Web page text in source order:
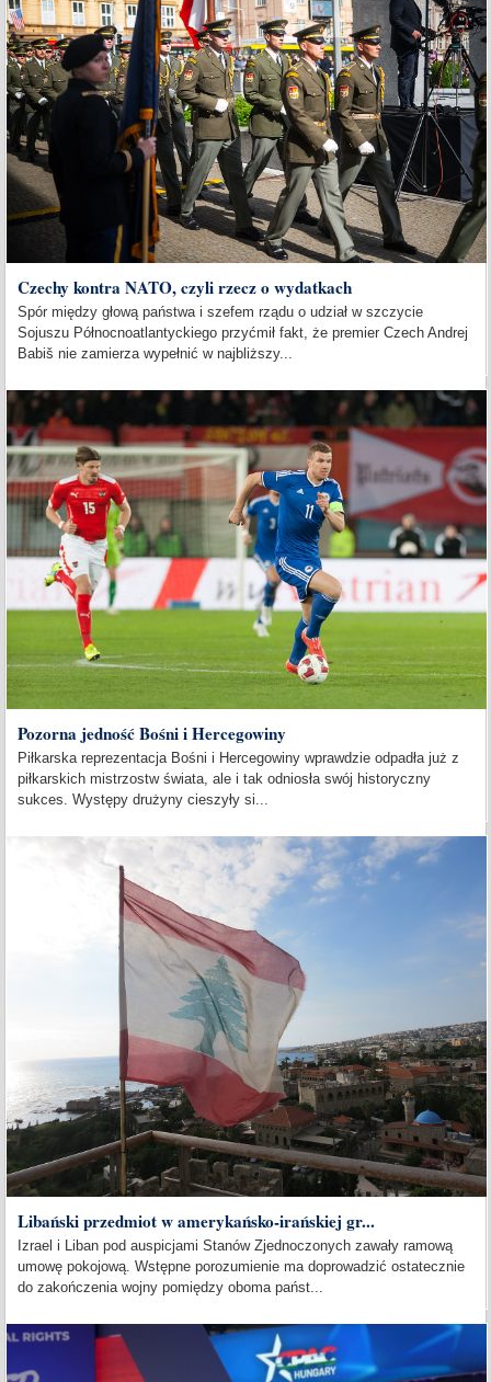
Czechy kontra NATO, czyli rzecz o wydatkach
Spór między głową państwa i szefem rządu o udział w szczycie
Sojuszu Północnoatlantyckiego przyćmił fakt, że premier Czech Andrej
Babiš nie zamierza wypełnić w najbliższy...
Pozorna jedność Bośni i Hercegowiny
Piłkarska reprezentacja Bośni i Hercegowiny wprawdzie odpadła już z
piłkarskich mistrzostw świata, ale i tak odniosła swój historyczny
sukces. Występy drużyny cieszyły si...
Libański przedmiot w amerykańsko-irańskiej gr...
Izrael i Liban pod auspicjami Stanów Zjednoczonych zawały ramową
umowę pokojową. Wstępne porozumienie ma doprowadzić ostatecznie
do zakończenia wojny pomiędzy oboma państ...